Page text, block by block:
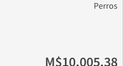
Perros
M$10,005.38